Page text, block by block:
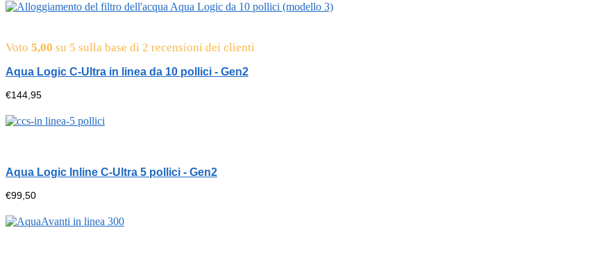
Voto 5,00 su 5 sulla base di 2 recensioni dei clienti
Aqua Logic C-Ultra in linea da 10 pollici - Gen2
€144,95
Aqua Logic Inline C-Ultra 5 pollici - Gen2
€99,50